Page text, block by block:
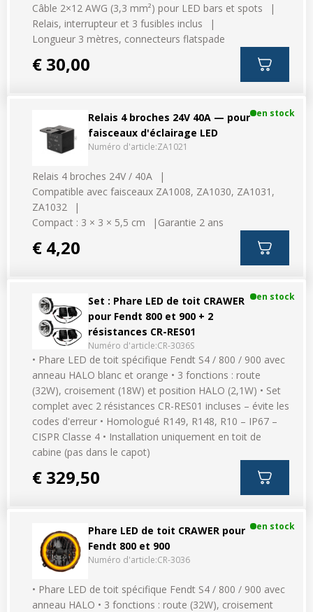
Câble 2×12 AWG (3,3 mm²) pour LED bars et spots
Relais, interrupteur et 3 fusibles inclus
Longueur 3 mètres, connecteurs flatspade
€ 30,00
Relais 4 broches 24V 40A — pour
faisceaux d'éclairage LED
Numéro d'article:ZA1021
en stock
Relais 4 broches 24V / 40A
Compatible avec faisceaux ZA1008, ZA1030, ZA1031,
ZA1032
Compact : 3 × 3 × 5,5 cm
Garantie 2 ans
€ 4,20
Set : Phare LED de toit CRAWER
pour Fendt 800 et 900 + 2
résistances CR-RES01
Numéro d'article:CR-3036S
en stock
• Phare LED de toit spécifique Fendt S4 / 800 / 900 avec
anneau HALO blanc et orange • 3 fonctions : route
(32W), croisement (18W) et position HALO (2,1W) • Set
complet avec 2 résistances CR-RES01 incluses – évite les
codes d'erreur • Homologué R149, R148, R10 – IP67 –
CISPR Classe 4 • Installation uniquement en toit de
cabine (pas dans le capot)
€ 329,50
Phare LED de toit CRAWER pour
Fendt 800 et 900
Numéro d'article:CR-3036
en stock
• Phare LED de toit spécifique Fendt S4 / 800 / 900 avec
anneau HALO • 3 fonctions : route (32W), croisement